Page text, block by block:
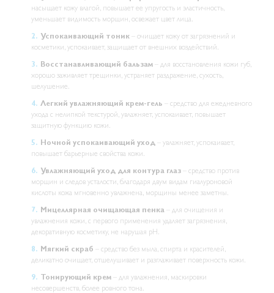
насыщает кожу влагой, повышает ее упругость и эластичность,
уменьшает видимость морщин, освежает цвет лица.
Успокаивающий тоник – очищает кожу от загрязнений и
косметики, успокаивает, защищает от внешних воздействий.
Восстанавливающий бальзам – для восстановления кожи губ,
хорошо заживляет трещинки, устраняет раздражение, сухость,
шелушение.
Легкий увлажняющий крем-гель – средство для ежедневного
ухода с нелипкой текстурой, увлажняет, успокаивает, повышает
защитную функцию кожи.
Ночной успокаивающий уход – увлажняет, успокаивает,
повышает барьерные свойства кожи.
Увлажняющий уход для контура глаз – средство против
морщин и следов усталости, благодаря двум видам гиалуроновой
кислоты кожа мгновенно увлажнена, морщины менее заметны.
Мицеллярная очищающая пенка – для очищения и
увлажнения кожи, с первого применения удаляет загрязнения,
декоративную косметику, не нарушая pH.
Мягкий скраб – средство без мыла, спирта и красителей,
деликатно очищает, отшелушивает и разглаживает поверхность кожи.
Тонирующий крем – для увлажнения, маскировки
несовершенств, более ровного тона.